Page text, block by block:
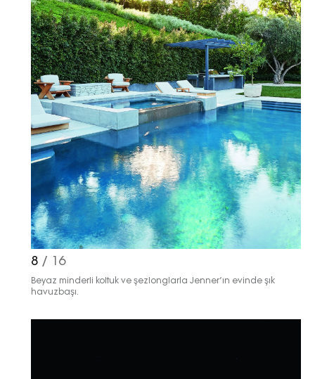
8 / 16
Beyaz minderli koltuk ve şezlonglarla Jenner’ın evinde şık
havuzbaşı.